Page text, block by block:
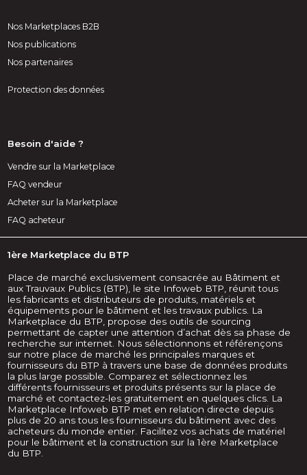
Nos Marketplaces B2B
Nos publications
Nos partenaires
Protection des données
Besoin d'aide ?
Vendre sur la Marketplace
FAQ vendeur
Acheter sur la Marketplace
FAQ acheteur
1ère Marketplace du BTP
Place de marché exclusivement consacrée au Bâtiment et
aux Trauvaux Publics (BTP), le site Infoweb BTP, réunit tous
les fabricants et distributeurs de produits, matériels et
équipements pour le bâtiment et les travaux publics. La
Marketplace du BTP, propose des outils de sourcing
permettant de capter une attention d’achat dès sa phase de
recherche sur internet. Nous sélectionnons et référençons
sur notre place de marché les principales marques et
fournisseurs du BTP à travers une base de données produits
la plus large possible. Comparez et sélectionnez les
différents fournisseurs et produits présents sur la place de
marché et contactez-les gratuitement en quelques clics. La
Marketplace Infoweb BTP met en relation directe depuis
plus de 20 ans tous les fournisseurs du bâtiment avec des
acheteurs du monde entier. Facilitez vos achats de matériel
pour le bâtiment et la construction sur la 1ère Marketplace
du BTP.